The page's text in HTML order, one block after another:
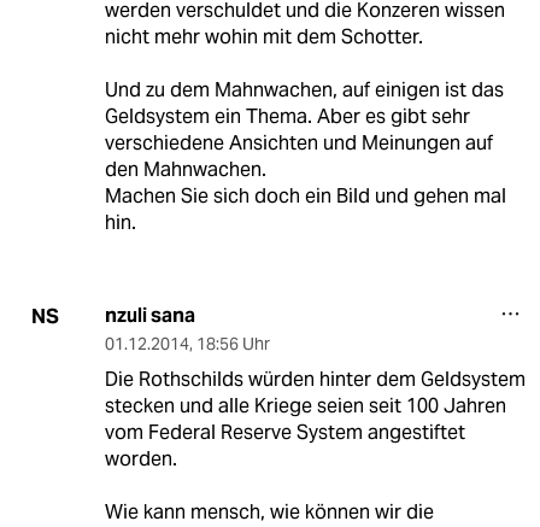
werden verschuldet und die Konzeren wissen
nicht mehr wohin mit dem Schotter.
Und zu dem Mahnwachen, auf einigen ist das
Geldsystem ein Thema. Aber es gibt sehr
verschiedene Ansichten und Meinungen auf
den Mahnwachen.
Machen Sie sich doch ein Bild und gehen mal
hin.
NS nzuli sana
01.12.2014, 18:56 Uhr
Die Rothschilds würden hinter dem Geldsystem
stecken und alle Kriege seien seit 100 Jahren
vom Federal Reserve System angestiftet
worden.
Wie kann mensch, wie können wir die